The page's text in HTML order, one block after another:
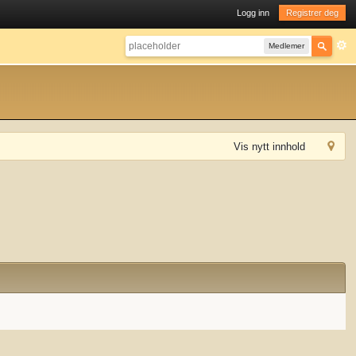
Logg inn Registrer deg
Medlemer
Vis nytt innhold